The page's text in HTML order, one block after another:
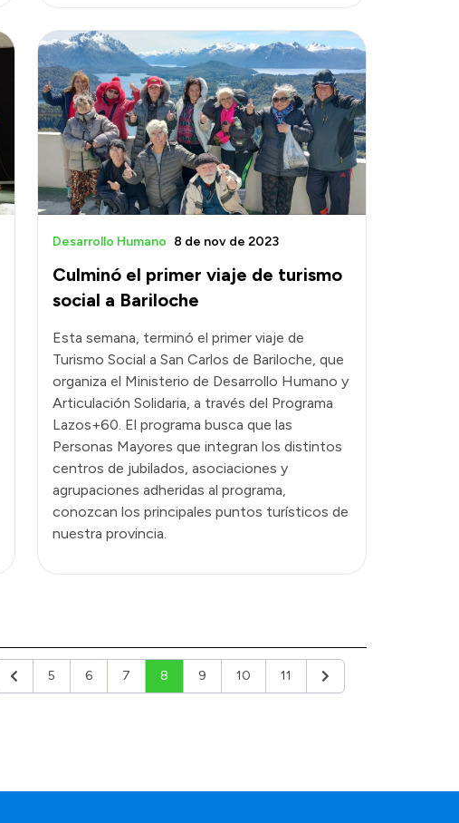
Culminó el primer viaje de turismo
social a Bariloche
Desarrollo Humano 8 de nov de 2023
Esta semana, terminó el primer viaje de
Turismo Social a San Carlos de Bariloche, que
organiza el Ministerio de Desarrollo Humano y
Articulación Solidaria, a través del Programa
Lazos+60. El programa busca que las
Personas Mayores que integran los distintos
centros de jubilados, asociaciones y
agrupaciones adheridas al programa,
conozcan los principales puntos turísticos de
nuestra provincia.
Anterior
5 6 7 8 9 10 11 Siguiente